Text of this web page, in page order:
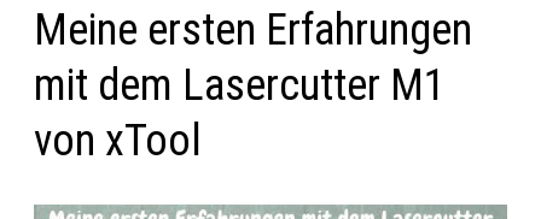
Meine ersten Erfahrungen
mit dem Lasercutter M1
von xTool